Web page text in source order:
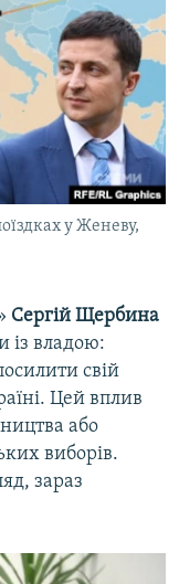
у Женеву,
Сергій Щербина
із владою:
свій
Цей вплив
або
виборів.
зараз